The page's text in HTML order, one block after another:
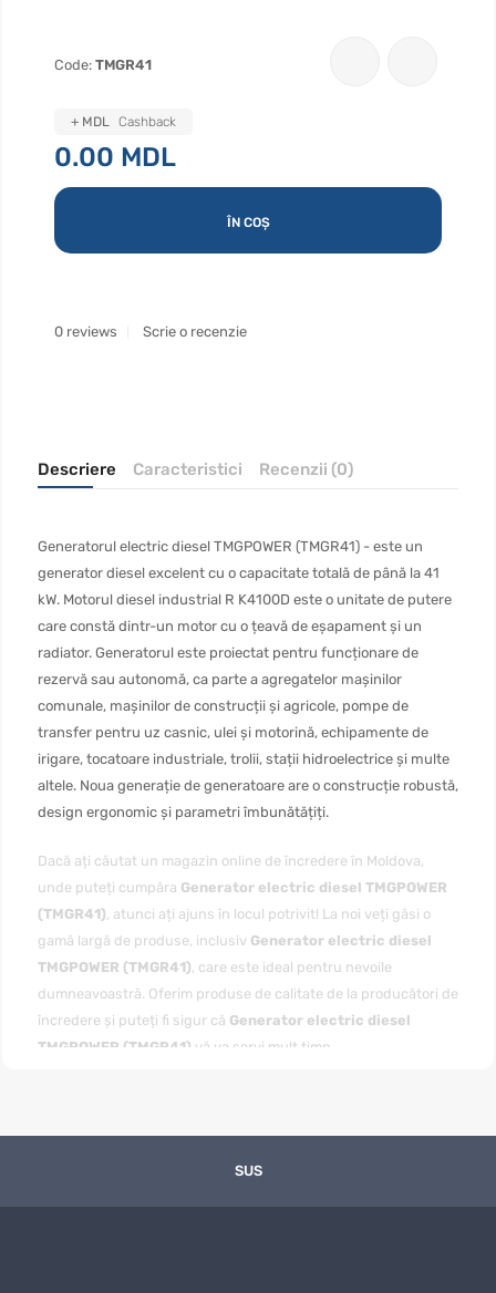
Code: TMGR41
0.00 MDL
ÎN COȘ
0 reviews Scrie o recenzie
+ MDL Cashback
Descriere Caracteristici Recenzii (0)
Generatorul electric diesel TMGPOWER (TMGR41) - este un
generator diesel excelent cu o capacitate totală de până la 41
kW. Motorul diesel industrial R K4100D este o unitate de putere
care constă dintr-un motor cu o țeavă de eșapament și un
radiator. Generatorul este proiectat pentru funcționare de
rezervă sau autonomă, ca parte a agregatelor mașinilor
comunale, mașinilor de construcții și agricole, pompe de
transfer pentru uz casnic, ulei și motorină, echipamente de
irigare, tocatoare industriale, trolii, stații hidroelectrice și multe
altele. Noua generație de generatoare are o construcție robustă,
design ergonomic și parametri îmbunătățiți.
Dacă ați căutat un magazin online de încredere în Moldova,
unde puteți cumpăra Generator electric diesel TMGPOWER
(TMGR41), atunci ați ajuns în locul potrivit! La noi veți găsi o
gamă largă de produse, inclusiv Generator electric diesel
TMGPOWER (TMGR41), care este ideal pentru nevoile
dumneavoastră. Oferim produse de calitate de la producători de
încredere și puteți fi sigur că Generator electric diesel
TMGPOWER (TMGR41) vă va servi mult timp.
Chișinău și alte regiuni. Magazinul nostru online garantează o
livrare rapidă, iar prețul pentruGenerator electric diesel
SUS